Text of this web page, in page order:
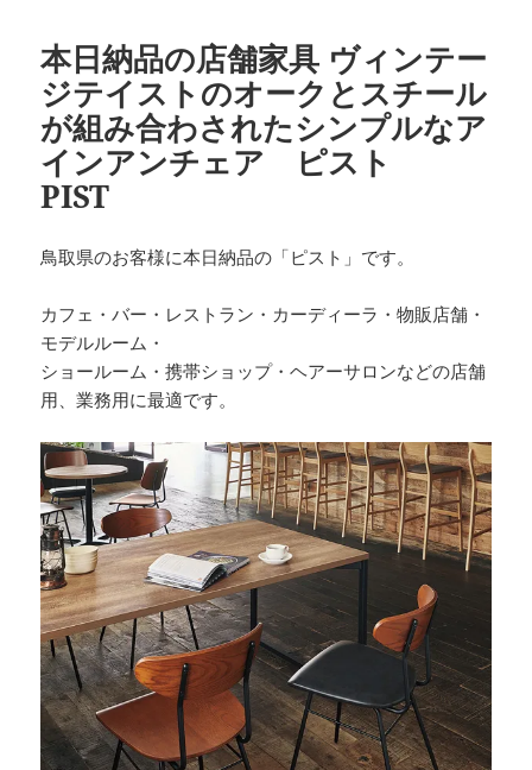
本日納品の店舗家具 ヴィンテー
ジテイストのオークとスチール
が組み合わされたシンプルなア
インアンチェア ピスト
PIST
鳥取県のお客様に本日納品の「ピスト」です。
カフェ・バー・レストラン・カーディーラ・物販店舗・
モデルルーム・
ショールーム・携帯ショップ・ヘアーサロンなどの店舗
用、業務用に最適です。